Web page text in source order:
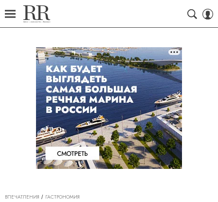
ВПЕЧАТЛЕНИЯ
ГАСТРОНОМИЯ